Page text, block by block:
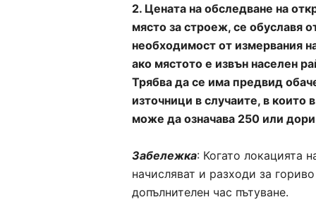
2. Цената на обследване на
място за строеж, се обуславя
необходимост от измервания
ако мястото е извън населен
Трябва да се има предвид
източници в случаите, в които
може да означава 250 или
Забележка: Когато локацията
начисляват и разходи за
допълнителен час пътуване.